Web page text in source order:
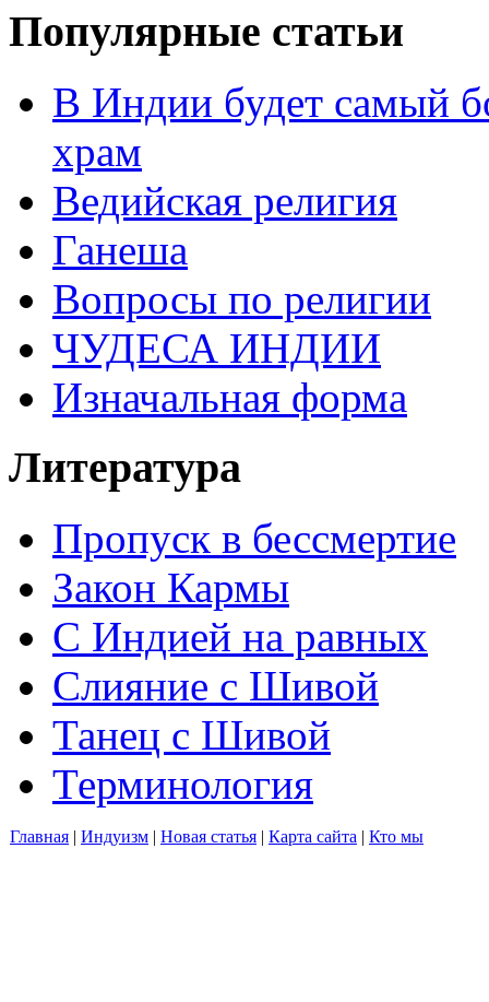
Популярные статьи
В Индии будет самый
храм
Ведийская религия
Ганеша
Вопросы по религии
ЧУДЕСА ИНДИИ
Изначальная форма
Литература
Пропуск в бессмертие
Закон Кармы
С Индией на равных
Слияние с Шивой
Танец с Шивой
Терминология
Главная | Индуизм | Новая статья | Карта сайта | Кто мы